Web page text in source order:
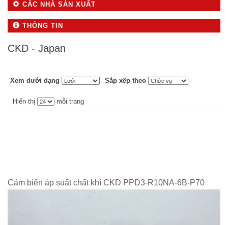
CÁC NHÀ SẢN XUẤT
THÔNG TIN
CKD - Japan
Xem dưới dạng Sắp xếp theo
Hiển thị mỗi trang
Cảm biến áp suất chất khí CKD PPD3-R10NA-6B-P70